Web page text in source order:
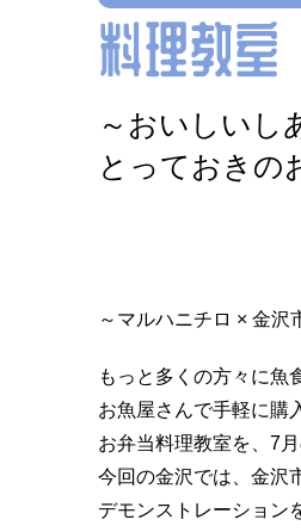
料理教室
～おいしいし
とっておきの
～マルハニチロ × 金沢
もっと多くの方々に魚
お魚屋さんで手軽に購
お弁当料理教室を、7
今回の金沢では、金沢
デモンストレーション